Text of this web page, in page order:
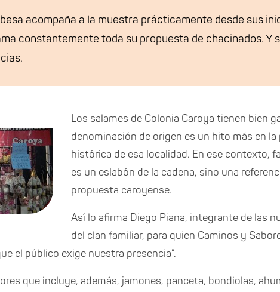
acompaña a la muestra prácticamente desde sus
constantemente toda su propuesta de chacinados. Y
Los salames de Colonia Caroya tienen bien
denominación de origen es un hito más en
histórica de esa localidad. En ese contexto,
es un eslabón de la cadena, sino una
propuesta caroyense.
Así lo afirma Diego Piana, integrante de las
del clan familiar, para quien Caminos y
el público exige nuestra presencia”.
que incluye, además, jamones, panceta, bondiolas,